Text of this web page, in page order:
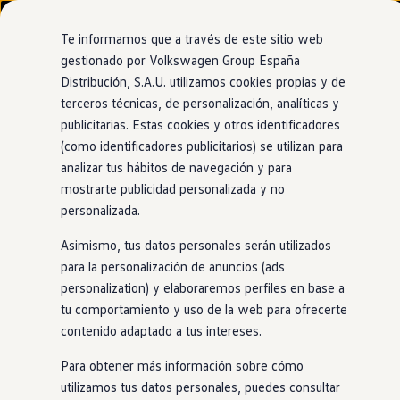
Ir
directamente
al contenido
Ir
directamente
al pie de
página
Nuevo ID. Cross
Vehículos Comerciales
Compra y ofertas
Volkswagen nuevo en stock
Volkswagen de ocasión
Financiación
My Renting
My Way
Seguros
Empresas
Autoescuelas
Eléctricos e híbridos
Más sobre híbridos
Plan Auto +
Etiquetas DGT
Simulador de autonomía, carga y ahorro
Carga y autonomía
Soluciones de carga
Tarifas de carga
Carga en casa
Modos de carga
Concesionario y taller oficial de Volkswagen
Sagamovil Pamplona
Te informamos que a través de este sitio web
gestionado por Volkswagen Group España
Distribución, S.A.U. utilizamos cookies propias y de
terceros técnicas, de personalización, analíticas y
publicitarias. Estas cookies y otros identificadores
(como identificadores publicitarios) se utilizan para
analizar tus hábitos de navegación y para
mostrarte publicidad personalizada y no
personalizada.
Asimismo, tus datos personales serán utilizados
para la personalización de anuncios (ads
personalization) y elaboraremos perfiles en base a
tu comportamiento y uso de la web para ofrecerte
contenido adaptado a tus intereses.
Para obtener más información sobre cómo
utilizamos tus datos personales, puedes consultar